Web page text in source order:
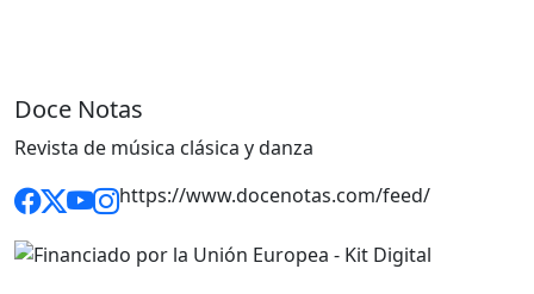
Doce Notas
Revista de música clásica y danza
https://www.docenotas.com/feed/